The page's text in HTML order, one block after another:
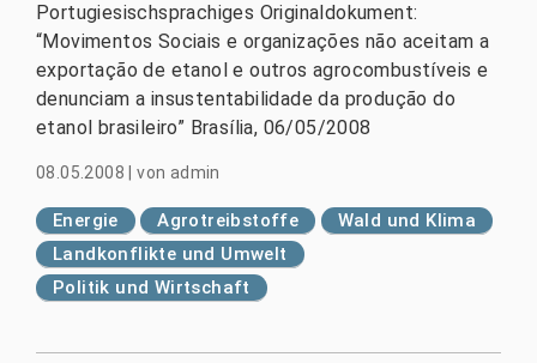
Portugiesischsprachiges Originaldokument:
“Movimentos Sociais e organizações não aceitam a
exportação de etanol e outros agrocombustíveis e
denunciam a insustentabilidade da produção do
etanol brasileiro” Brasília, 06/05/2008
08.05.2008 |von admin
Energie Agrotreibstoffe
Wald und Klima
Landkonflikte und Umwelt
Politik und Wirtschaft